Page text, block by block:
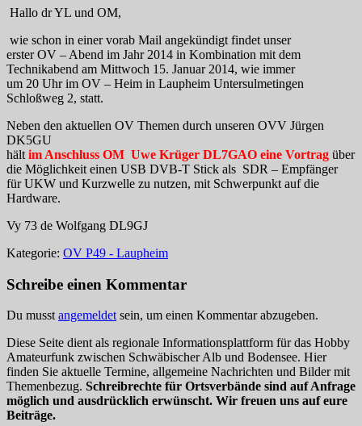
Hallo dr YL und OM,
wie schon in einer vorab Mail angekündigt findet unser
erster OV – Abend im Jahr 2014 in Kombination mit dem
Technikabend am Mittwoch 15. Januar 2014, wie immer
um 20 Uhr im OV – Heim in Laupheim Untersulmetingen
Schloßweg 2, statt.
Neben den aktuellen OV Themen durch unseren OVV Jürgen
DK5GU
hält im Anschluss OM Uwe Krüger DL7GAO eine Vortrag über
die Möglichkeit einen USB DVB-T Stick als SDR – Empfänger
für UKW und Kurzwelle zu nutzen, mit Schwerpunkt auf die
Hardware.
Vy 73 de Wolfgang DL9GJ
Kategorie: OV P49 - Laupheim
Schreibe einen Kommentar
Du musst angemeldet sein, um einen Kommentar abzugeben.
Diese Seite dient als regionale Informationsplattform für das Hobby
Amateurfunk zwischen Schwäbischer Alb und Bodensee. Hier
finden Sie aktuelle Termine, allgemeine Nachrichten und Bilder mit
Themenbezug. Schreibrechte für Ortsverbände sind auf Anfrage
möglich und ausdrücklich erwünscht. Wir freuen uns auf eure
Beiträge.